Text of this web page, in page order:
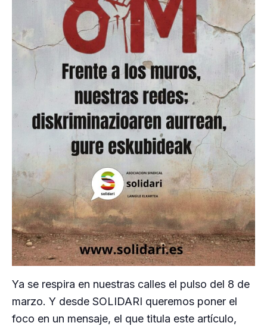
Ya se respira en nuestras calles el pulso del 8 de
marzo. Y desde SOLIDARI queremos poner el
foco en un mensaje, el que titula este artículo,